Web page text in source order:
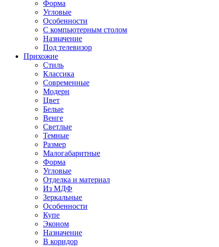
Форма
Угловые
Особенности
С компьютерным столом
Назначение
Под телевизор
Прихожие
Стиль
Классика
Современные
Модерн
Цвет
Белые
Венге
Светлые
Темные
Размер
Малогабаритные
Форма
Угловые
Отделка и материал
Из МДФ
Зеркальные
Особенности
Купе
Эконом
Назначение
В коридор